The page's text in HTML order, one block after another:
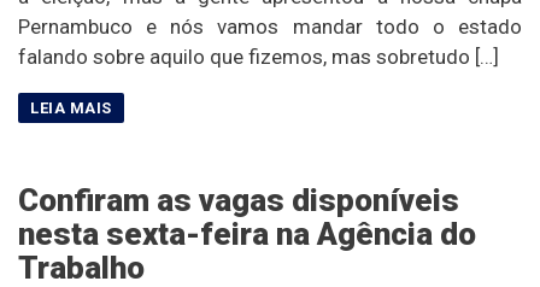
Pernambuco e nós vamos mandar todo o estado
falando sobre aquilo que fizemos, mas sobretudo […]
Confiram as vagas disponíveis
nesta sexta-feira na Agência do
Trabalho